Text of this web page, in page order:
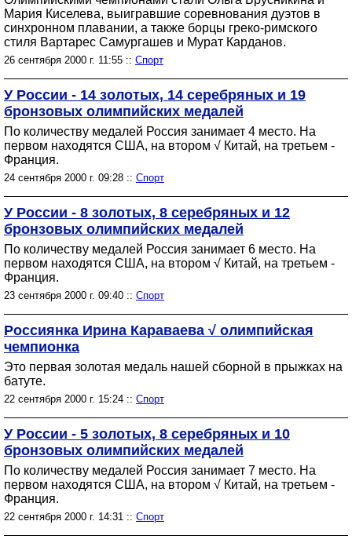
Мария Киселева, выигравшие соревнования дуэтов в
синхронном плавании, а также борцы греко-римского
стиля Вартарес Самургашев и Мурат Карданов.
26 сентября 2000 г. 11:55 :: Спорт
У России - 14 золотых, 14 серебряных и 19
бронзовых олимпийских медалей
По количеству медалей Россия занимает 4 место. На
первом находятся США, на втором √ Китай, на третьем -
Франция.
24 сентября 2000 г. 09:28 :: Спорт
У России - 8 золотых, 8 серебряных и 12
бронзовых олимпийских медалей
По количеству медалей Россия занимает 6 место. На
первом находятся США, на втором √ Китай, на третьем -
Франция.
23 сентября 2000 г. 09:40 :: Спорт
Россиянка Ирина Караваева √ олимпийская
чемпионка
Это первая золотая медаль нашей сборной в прыжках на
батуте.
22 сентября 2000 г. 15:24 :: Спорт
У России - 5 золотых, 8 серебряных и 10
бронзовых олимпийских медалей
По количеству медалей Россия занимает 7 место. На
первом находятся США, на втором √ Китай, на третьем -
Франция.
22 сентября 2000 г. 14:31 :: Спорт